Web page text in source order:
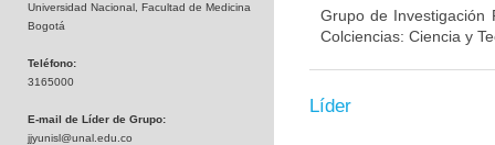
Universidad Nacional, Facultad de Medicina
Bogotá
Teléfono:
3165000
E-mail de Líder de Grupo:
jjyunisl@unal.edu.co
Grupo de Investigación
Colciencias: Ciencia y
Líder